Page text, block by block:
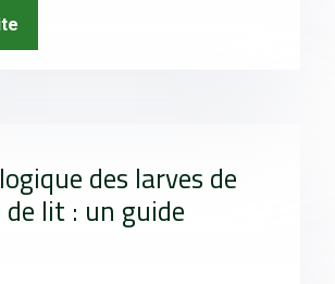
des larves de
de lit : un guide